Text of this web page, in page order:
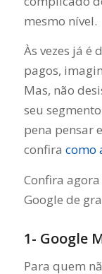
mesmo nível.
Às vezes já é
pagos,
Mas, não
seu
pena pensar
confira como
Confira
Google de
1- Google
Para quem